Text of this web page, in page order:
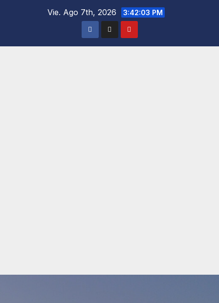
Vie. Ago 7th, 2026 3:42:04 PM